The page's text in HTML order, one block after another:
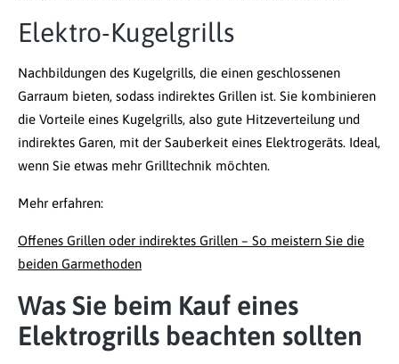
Elektro-Kugelgrills
Nachbildungen des Kugelgrills, die einen geschlossenen
Garraum bieten, sodass indirektes Grillen ist. Sie kombinieren
die Vorteile eines Kugelgrills, also gute Hitzeverteilung und
indirektes Garen, mit der Sauberkeit eines Elektrogeräts. Ideal,
wenn Sie etwas mehr Grilltechnik möchten.
Mehr erfahren:
Offenes Grillen oder indirektes Grillen – So meistern Sie die
beiden Garmethoden
Was Sie beim Kauf eines
Elektrogrills beachten sollten